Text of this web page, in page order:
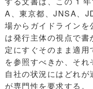
A、東京都、JNSA、
場からガイドライン
は発行主体の視点で
定にすぐそのまま適
を参照すべきか、それ
自社の状況にはどれ
が専門性を要求する。